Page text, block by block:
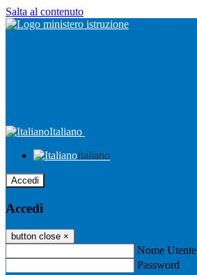
Salta al contenuto
Italiano
Italiano
Accedi
Accedi
button close ×
Nome Utente
Password